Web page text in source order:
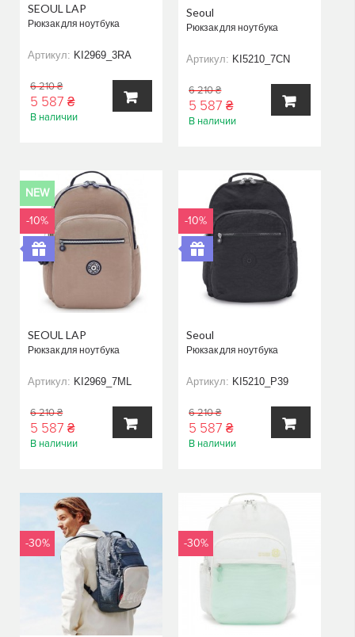
SEOUL LAP
Рюкзак для ноутбука
Артикул: KI2969_3RA
6 210 ₴
5 587 ₴
В наличии
Seoul
Рюкзак для ноутбука
Артикул: KI5210_7CN
6 210 ₴
5 587 ₴
В наличии
NEW
-10%
SEOUL LAP
Рюкзак для ноутбука
Артикул: KI2969_7ML
6 210 ₴
5 587 ₴
В наличии
-10%
Seoul
Рюкзак для ноутбука
Артикул: KI5210_P39
6 210 ₴
5 587 ₴
В наличии
-30% -30%